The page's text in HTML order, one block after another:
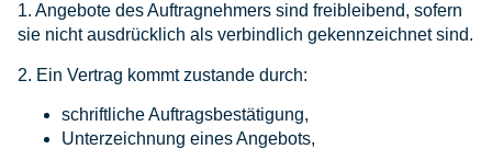
1. Angebote des Auftragnehmers sind freibleibend, sofern
sie nicht ausdrücklich als verbindlich gekennzeichnet sind.
2. Ein Vertrag kommt zustande durch:
schriftliche Auftragsbestätigung,
Unterzeichnung eines Angebots,